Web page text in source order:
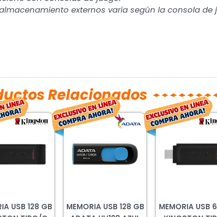
externos varía según la consola de
Relacionados
USB 128 GB
El
original
era:
$252.00.
El
precio
actual
$228.00.
MEMORIA USB 128 GB
El
precio
original
era:
$252.00.
El
precio
actual
$228.00.
MEMORIA USB
El
era: